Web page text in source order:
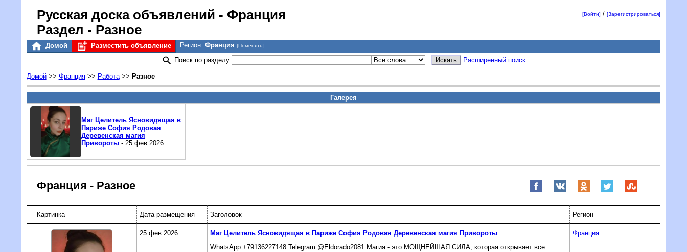
Русская доска объявлений - Франция
Раздел - Разное
[Войти] /[Зарегистрироваться]
Домой Разместить объявление Регион: Франция [Поменять]
Поиск по разделу Расширенный поиск
Домой>> Франция>> Работа>> Разное
Галерея
Маг Целитель Ясновидящая в
Париже София Родовая
Деревенская магия
Привороты- 25 фев 2026
Франция - Разное
Картинка Дата размещения Заголовок Регион
25 фев 2026
Маг Целитель Ясновидящая в Париже София Родовая Деревенская магия Привороты
WhatsApp +79136227148 Telegram @Eldorado2081 Магия - это МОЩНЕЙШАЯ СИЛА, которая открывает все
Франция